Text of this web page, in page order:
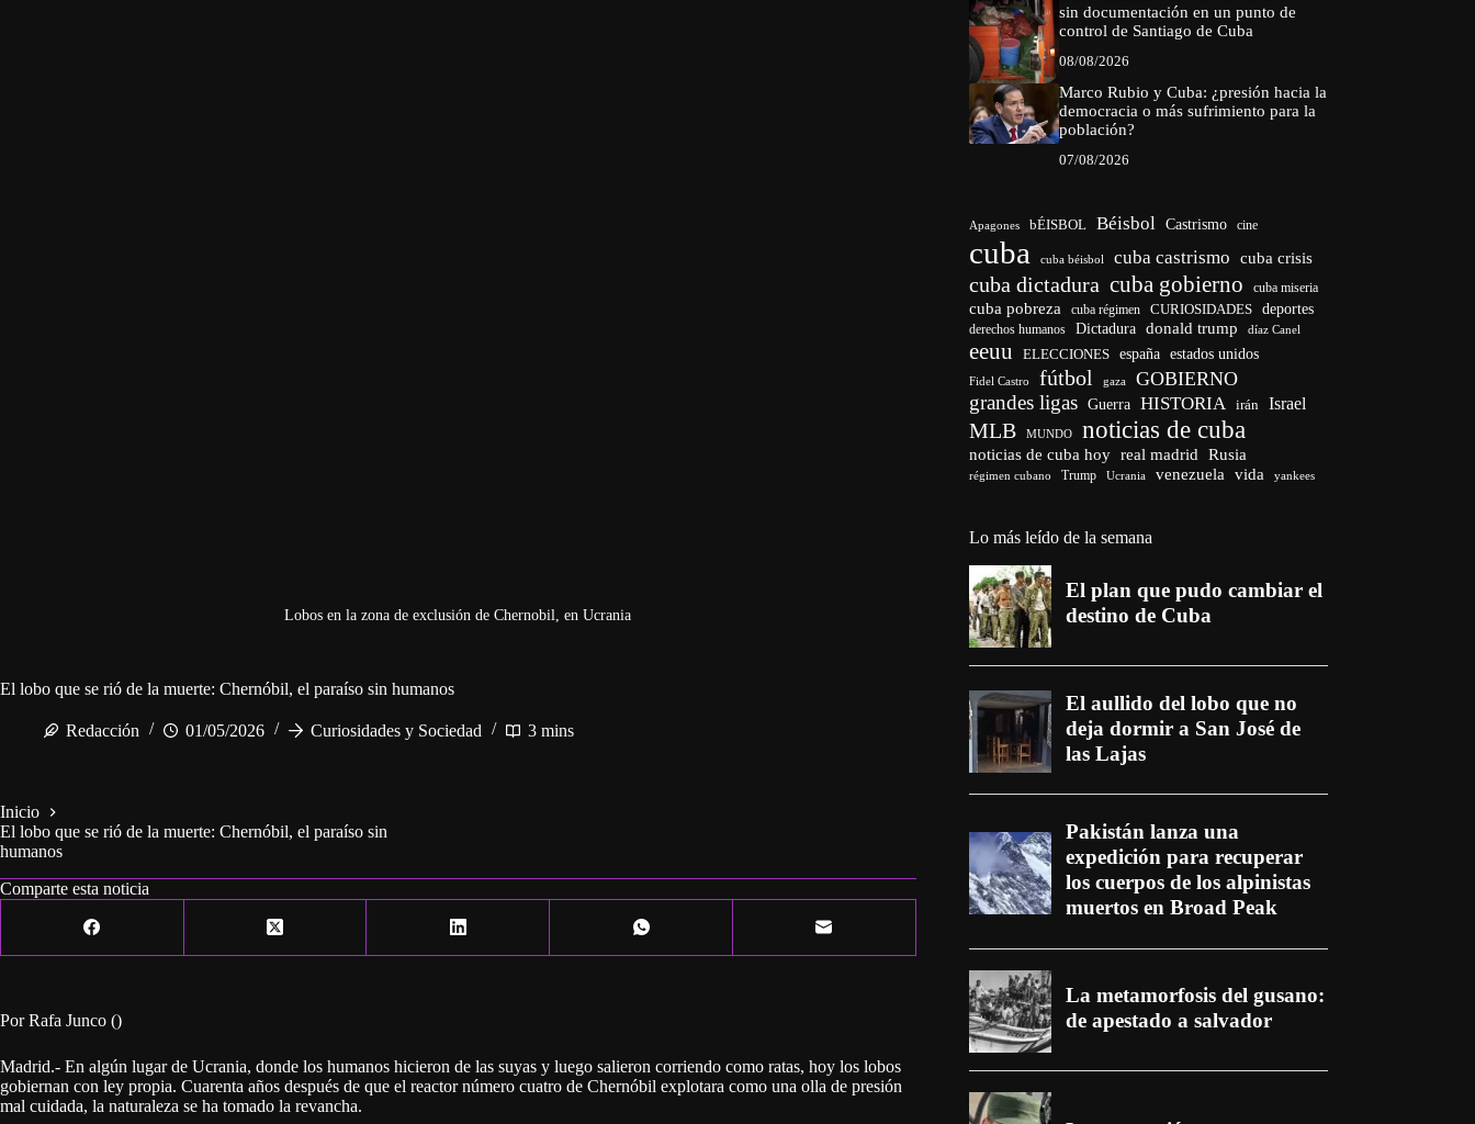
Lobos en la zona de exclusión de Chernobil, en Ucrania
El lobo que se rió de la muerte: Chernóbil, el paraíso sin humanos
Redacción 01/05/2026 Curiosidades y Sociedad 3 mins
Inicio
El lobo que se rió de la muerte: Chernóbil, el paraíso sin
humanos
Comparte esta noticia
Por Rafa Junco ()
Madrid.- En algún lugar de Ucrania, donde los humanos hicieron de las suyas y luego salieron corriendo como ratas, hoy los lobos
gobiernan con ley propia. Cuarenta años después de que el reactor número cuatro de Chernóbil explotara como una olla de presión
mal cuidada, la naturaleza se ha tomado la revancha.
sin documentación en un punto de
control de Santiago de Cuba
08/08/2026
Marco Rubio y Cuba: ¿presión hacia la
democracia o más sufrimiento para la
población?
07/08/2026
Apagones bÉISBOL Béisbol Castrismo cine
cuba cuba béisbol cuba castrismo cuba crisis
cuba dictadura cuba gobierno cuba miseria
cuba pobreza cuba régimen CURIOSIDADES deportes
derechos humanos Dictadura donald trump díaz Canel
eeuu ELECCIONES españa estados unidos
Fidel Castro fútbol gaza GOBIERNO
grandes ligas Guerra HISTORIA irán Israel
MLB MUNDO noticias de cuba
noticias de cuba hoy real madrid Rusia
régimen cubano Trump Ucrania venezuela vida yankees
Lo más leído de la semana